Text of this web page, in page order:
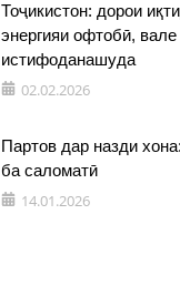
Тоҷикистон: дорои
энергияи офтобӣ,
истифоданашуда
02.02.2026
Партов дар назди
ба саломатӣ
14.01.2026